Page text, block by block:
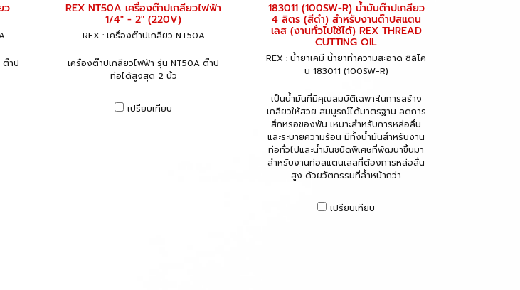
ว
ต๊าป
REX NT50A เครื่องต๊าปเกลียวไฟฟ้า
1/4" - 2" (220V)
REX : เครื่องต๊าปเกลียว NT50A
เครื่องต๊าปเกลียวไฟฟ้า รุ่น NT50A ต๊าป
ท่อได้สูงสุด 2 นิ้ว
เปรียบเทียบ
183011 (100SW-R) น้ำมันต๊าปเกลียว
4 ลิตร (สีดำ) สำหรับงานต๊าปสแตน
เลส (งานทั่วไปใช้ได้) REX THREAD
CUTTING OIL
REX : น้ำยาเคมี น้ำยาทำความสะอาด ซิลิโค
น 183011 (100SW-R)
เป็นน้ำมันที่มีคุณสมบัติเฉพาะในการสร้าง
เกลียวให้สวย สมบูรณ์ได้มาตรฐาน ลดการ
สึกหรอของฟัน เหมาะสำหรับการหล่อลื่น
และระบายความร้อน มีทั้งน้ำมันสำหรับงาน
ท่อทั่วไปและน้ำมันชนิดพิเศษที่พัฒนาขึ้นมา
สำหรับงานท่อสแตนเลสที่ต้องการหล่อลื่น
สูง ด้วยวัตกรรมที่ล้ำหน้ากว่า
เปรียบเทียบ